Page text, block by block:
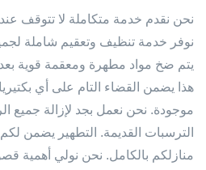
نحن نقدم خدمة متكاملة لا تتوقف عند
نوفر خدمة تنظيف وتعقيم شاملة
يتم ضخ مواد مطهرة ومعقمة قوية
هذا يضمن القضاء التام على أي
موجودة. نحن نعمل بجد لإزالة جميع
الترسبات القديمة. التطهير يضمن
منازلكم بالكامل. نحن نولي أهمية